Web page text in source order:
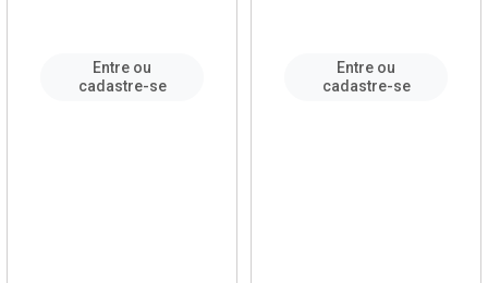
Entre ou
cadastre-se
Entre ou
cadastre-se